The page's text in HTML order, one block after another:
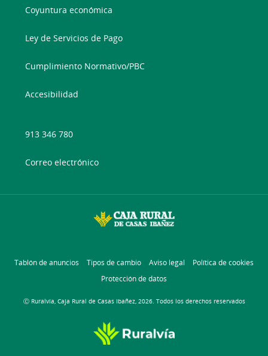
Coyuntura económica
Ley de Servicios de Pago
Cumplimiento Normativo/PBC
Accesibilidad
913 346 780
Correo electrónico
Tablón de anuncios Tipos de cambio Aviso legal
Política de cookies
Protección de datos
Ⓒ Ruralvía, Caja Rural de Casas Ibañez, 2026. Todos los derechos reservados